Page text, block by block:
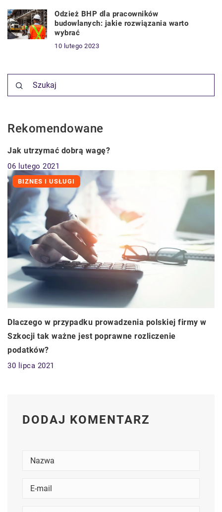
Odzież BHP dla pracowników
budowlanych: jakie rozwiązania warto
wybrać
10 lutego 2023
Rekomendowane
ZDROWIE
Jak utrzymać dobrą wagę?
06 lutego 2021
BIZNES I USŁUGI
Dlaczego w przypadku prowadzenia polskiej firmy w
Szkocji tak ważne jest poprawne rozliczenie
podatków?
30 lipca 2021
DODAJ KOMENTARZ